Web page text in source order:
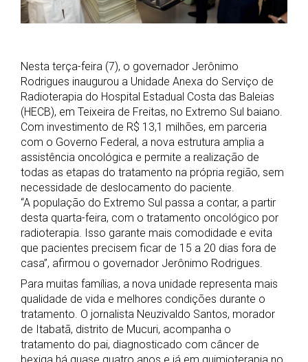
Nesta terça-feira (7), o governador Jerônimo
Rodrigues inaugurou a Unidade Anexa do Serviço de
Radioterapia do Hospital Estadual Costa das Baleias
(HECB), em Teixeira de Freitas, no Extremo Sul baiano.
Com investimento de R$ 13,1 milhões, em parceria
com o Governo Federal, a nova estrutura amplia a
assistência oncológica e permite a realização de
todas as etapas do tratamento na própria região, sem
necessidade de deslocamento do paciente.
“A população do Extremo Sul passa a contar, a partir
desta quarta-feira, com o tratamento oncológico por
radioterapia. Isso garante mais comodidade e evita
que pacientes precisem ficar de 15 a 20 dias fora de
casa”, afirmou o governador Jerônimo Rodrigues.
Para muitas famílias, a nova unidade representa mais
qualidade de vida e melhores condições durante o
tratamento. O jornalista Neuzivaldo Santos, morador
de Itabatã, distrito de Mucuri, acompanha o
tratamento do pai, diagnosticado com câncer de